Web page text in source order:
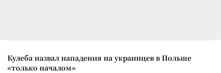
Кулеба назвал нападения на украинцев в Польше
«только началом»